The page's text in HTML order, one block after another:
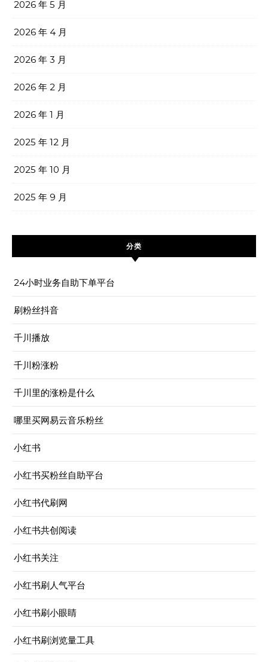
2026 年 5 月
2026 年 4 月
2026 年 3 月
2026 年 2 月
2026 年 1 月
2025 年 12 月
2025 年 10 月
2025 年 9 月
分类
24小时业务自助下单平台
刷粉丝抖音
千川播放
千川粉涨粉
千川里的涨粉是什么
哪里买网易云音乐粉丝
小红书
小红书买粉丝自助平台
小红书代刷网
小红书共创阅读
小红书关注
小红书刷人气平台
小红书刷小眼睛
小红书刷浏览量工具